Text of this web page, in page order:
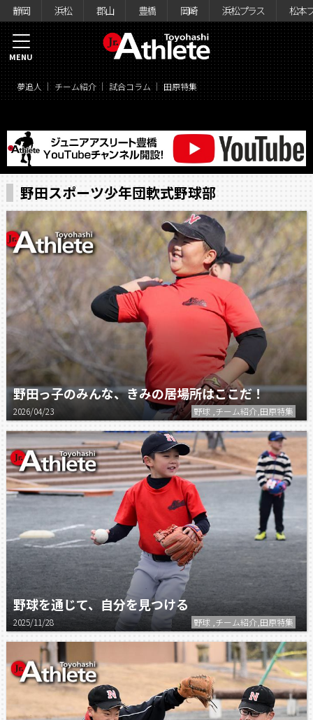
静岡 浜松 郡山 豊橋 岡崎 浜松プラス 松本
夢追人 チーム紹介 試合コラム 田原特集
MENU
野田スポーツ少年団軟式野球部
野田っ子のみんな、きみの居場所はここだ！
2026/04/23 野球 ,チーム紹介,田原特集
野球を通じて、自分を見つける
2025/11/28 野球 ,チーム紹介,田原特集